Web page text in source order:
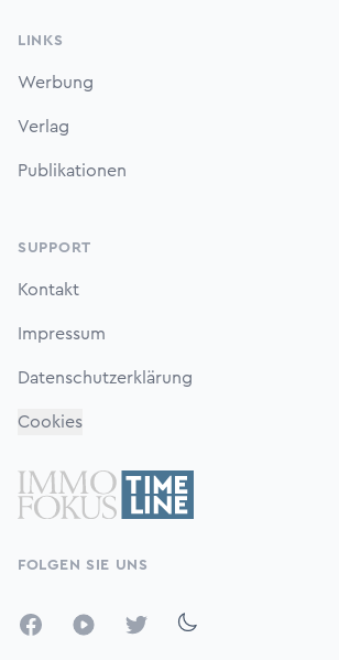
LINKS
Werbung
Verlag
Publikationen
SUPPORT
Kontakt
Impressum
Datenschutzerklärung
Cookies
FOLGEN SIE UNS
FacebookYouTubeTwitter